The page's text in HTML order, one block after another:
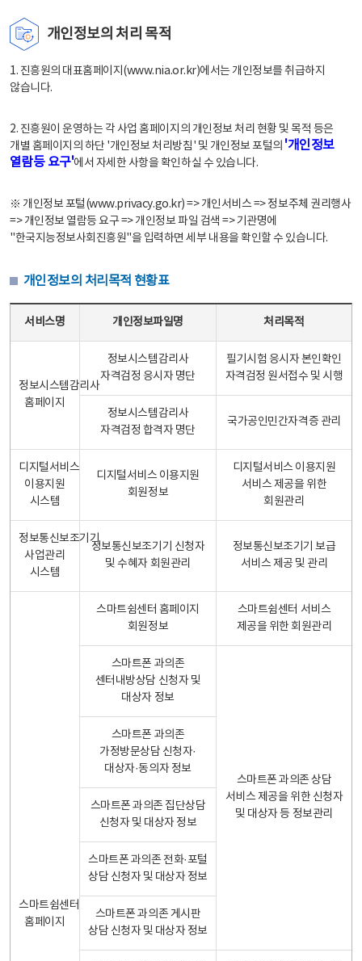
개인정보의 처리 목적
1. 진흥원의 대표홈페이지(www.nia.or.kr)에서는 개인정보를 취급하지
않습니다.
2. 진흥원이 운영하는 각 사업 홈페이지의 개인정보 처리 현황 및 목적 등은
개별 홈페이지의 하단 '개인정보 처리방침' 및 개인정보 포털의 '개인정보
열람등 요구'에서 자세한 사항을 확인하실 수 있습니다.
※ 개인정보 포털(www.privacy.go.kr) => 개인서비스 => 정보주체 권리행사
=> 개인정보 열람등 요구 => 개인정보 파일 검색 => 기관명에
"한국지능정보사회진흥원"을 입력하면 세부 내용을 확인할 수 있습니다.
개인정보의 처리목적 현황표
서비스명 개인정보파일명 처리목적
정보시스템감리사
홈페이지
정보시스템감리사
자격검정 응시자 명단
필기시험 응시자 본인확인
자격검정 원서접수 및 시행
정보시스템감리사
자격검정 합격자 명단
국가공인민간자격증 관리
디지털서비스
이용지원
시스템
디지털서비스 이용지원
회원정보
디지털서비스 이용지원
서비스 제공을 위한
회원관리
정보통신보조기기
사업관리
시스템
정보통신보조기기 신청자
및 수혜자 회원관리
정보통신보조기기 보급
서비스 제공 및 관리
스마트쉼센터
홈페이지
스마트쉼센터 홈페이지
회원정보
스마트쉼센터 서비스
제공을 위한 회원관리
스마트폰 과의존
센터내방상담 신청자 및
대상자 정보
스마트폰 과의존 상담
서비스 제공을 위한 신청자
및 대상자 등 정보관리
스마트폰 과의존
가정방문상담 신청자·
대상자·동의자 정보
스마트폰 과의존 집단상담
신청자 및 대상자 정보
스마트폰 과의존 전화·포털
상담 신청자 및 대상자 정보
스마트폰 과의존 게시판
상담 신청자 및 대상자 정보